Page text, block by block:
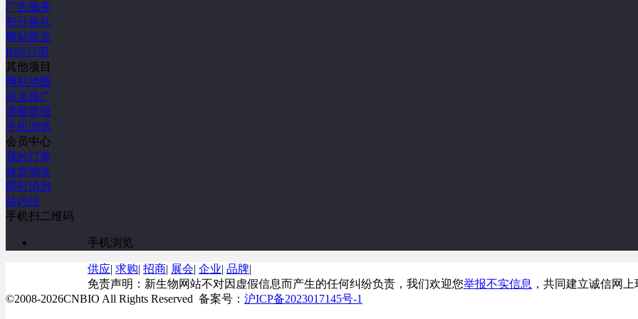
广告服务
积分换礼
网站留言
RSS订阅
其他项目
网站地图
排名推广
违规举报
手机浏览
会员中心
我的订单
收货地址
即时消息
站内信
手机扫二维码
手机浏览
供应| 求购| 招商| 展会| 企业| 品牌|
免责声明：新生物网站不对因虚假信息而产生的任何纠纷负责，我们欢迎您举报不实信息 ，共同建立诚信网
©2008-2026CNBIO All Rights Reserved 备案号： 沪ICP备2023017145号-1